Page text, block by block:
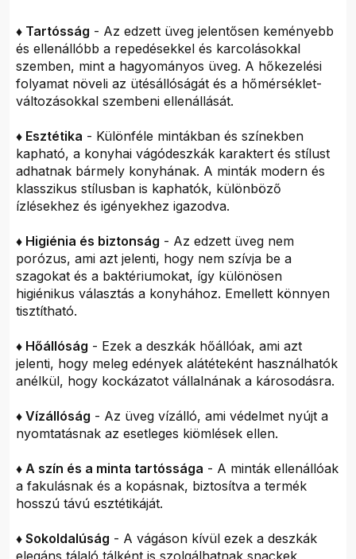
♦ Tartósság - Az edzett üveg jelentősen keményebb
és ellenállóbb a repedésekkel és karcolásokkal
szemben, mint a hagyományos üveg. A hőkezelési
folyamat növeli az ütésállóságát és a hőmérséklet-
változásokkal szembeni ellenállását.
♦ Esztétika - Különféle mintákban és színekben
kapható, a konyhai vágódeszkák karaktert és stílust
adhatnak bármely konyhának. A minták modern és
klasszikus stílusban is kaphatók, különböző
ízlésekhez és igényekhez igazodva.
♦ Higiénia és biztonság - Az edzett üveg nem
porózus, ami azt jelenti, hogy nem szívja be a
szagokat és a baktériumokat, így különösen
higiénikus választás a konyhához. Emellett könnyen
tisztítható.
♦ Hőállóság - Ezek a deszkák hőállóak, ami azt
jelenti, hogy meleg edények alátéteként használhatók
anélkül, hogy kockázatot vállalnának a károsodásra.
♦ Vízállóság - Az üveg vízálló, ami védelmet nyújt a
nyomtatásnak az esetleges kiömlések ellen.
♦ A szín és a minta tartóssága - A minták ellenállóak
a fakulásnak és a kopásnak, biztosítva a termék
hosszú távú esztétikáját.
♦ Sokoldalúság - A vágáson kívül ezek a deszkák